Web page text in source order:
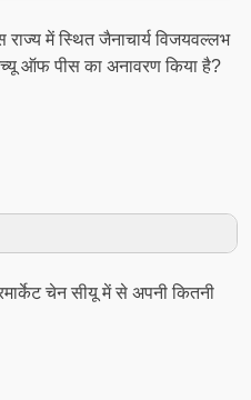
राज्य में स्थित जैनाचार्य विजयवल्लभ
ऑफ पीस का अनावरण किया है?
चेन सीयू में से अपनी कितनी